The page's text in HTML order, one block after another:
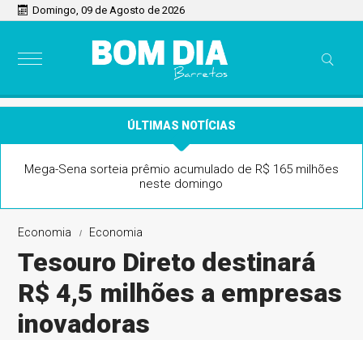
Domingo, 09 de Agosto de 2026
ÚLTIMAS NOTÍCIAS
Mega-Sena sorteia prêmio acumulado de R$ 165 milhões
neste domingo
Economia Economia
Tesouro Direto destinará
R$ 4,5 milhões a empresas
inovadoras